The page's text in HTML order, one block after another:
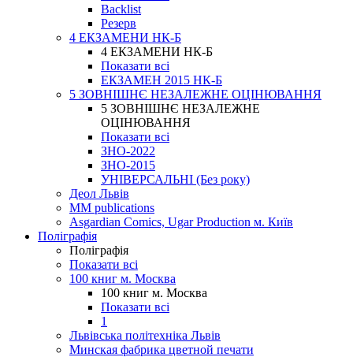
Backlist
Резерв
4 ЕКЗАМЕНИ НК-Б
4 ЕКЗАМЕНИ НК-Б
Показати всі
ЕКЗАМЕН 2015 НК-Б
5 ЗОВНІШНЄ НЕЗАЛЕЖНЕ ОЦІНЮВАННЯ
5 ЗОВНІШНЄ НЕЗАЛЕЖНЕ
ОЦІНЮВАННЯ
Показати всі
ЗНО-2022
ЗНО-2015
УНІВЕРСАЛЬНІ (Без року)
Деол Львів
MM publications
Asgardian Comics, Ugar Production м. Київ
Поліграфія
Поліграфія
Показати всі
100 книг м. Москва
100 книг м. Москва
Показати всі
1
Львівська політехніка Львів
Минская фабрика цветной печати